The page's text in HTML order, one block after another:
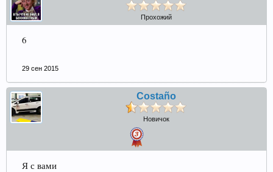
Прохожий
6
29 сен 2015
Costaño
Новичок
Я с вами